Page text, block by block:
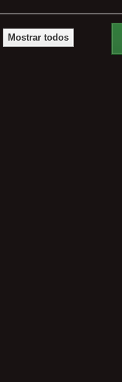
Mostrar todos